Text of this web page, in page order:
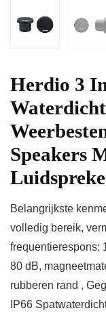
Herdio 3
Speakers
Belangrijkste
volledig bereik,
frequentierespons:
80 dB,
rubberen rand ,
IP66